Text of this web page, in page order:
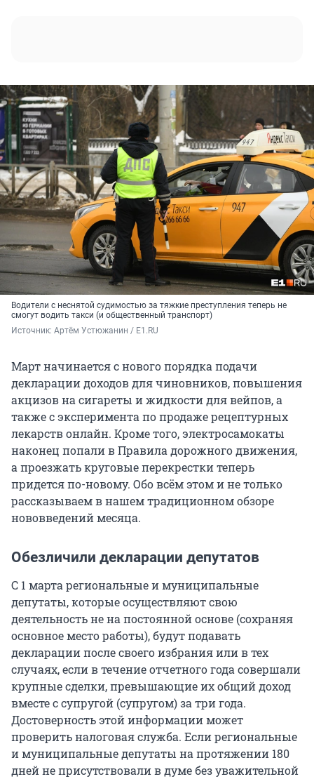
Водители с неснятой судимостью за тяжкие преступления теперь не
смогут водить такси (и общественный транспорт)
Источник: Артём Устюжанин / E1.RU
Март начинается с нового порядка подачи
декларации доходов для чиновников, повышения
акцизов на сигареты и жидкости для вейпов, а
также с эксперимента по продаже рецептурных
лекарств онлайн. Кроме того, электросамокаты
наконец попали в Правила дорожного движения,
а проезжать круговые перекрестки теперь
придется по-новому. Обо всём этом и не только
рассказываем в нашем традиционном обзоре
нововведений месяца.
Обезличили декларации депутатов
С 1 марта региональные и муниципальные
депутаты, которые осуществляют свою
деятельность не на постоянной основе (сохраняя
основное место работы), будут подавать
декларации после своего избрания или в тех
случаях, если в течение отчетного года совершали
крупные сделки, превышающие их общий доход
вместе с супругой (супругом) за три года.
Достоверность этой информации может
проверить налоговая служба. Если региональные
и муниципальные депутаты на протяжении 180
дней не присутствовали в думе без уважительной